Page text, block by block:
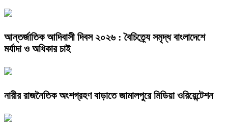
আন্তর্জাতিক আদিবাসী দিবস ২০২৬ : বৈচিত্র্যে সমৃদ্ধ বাংলাদেশে
মর্যাদা ও অধিকার চাই
নারীর রাজনৈতিক অংশগ্রহণ বাড়াতে জামালপুরে মিডিয়া ওরিয়েন্টেশন